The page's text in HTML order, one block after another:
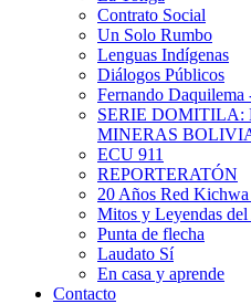
Contrato Social
Un Solo Rumbo
Lenguas Indígenas
Diálogos Públicos
Fernando
SERIE DOMITILA:
MINERAS
ECU 911
REPORTERATÓN
20 Años Red
Mitos y Leyendas del
Punta de flecha
Laudato Sí
En casa y aprende
Contacto